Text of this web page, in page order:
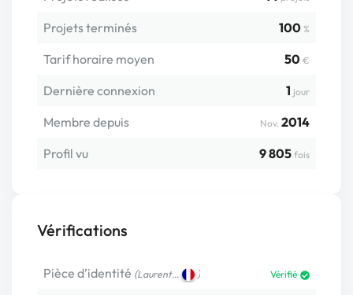
Projets terminés 100 %
Tarif horaire moyen 50 €
Dernière connexion 1 jour
Membre depuis Nov. 2014
Profil vu
9 805 fois
Vérifications
Pièce d’identité (Laurent… ) Vérifié